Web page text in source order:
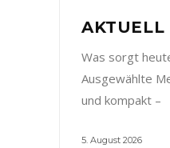
Was sorgt
Ausgewählte
und kompakt –
5. August 2026